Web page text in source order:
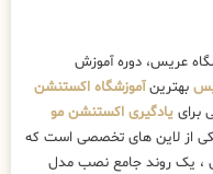
عریس، دوره آموزش
بهترینآموزشگاه اکستنشن
برای یادگیری اکستنشن مو
از لاین های تخصصی است که
، یک روند جامع نصب مدل